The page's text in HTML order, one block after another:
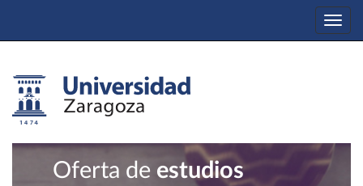
Oferta de estudios